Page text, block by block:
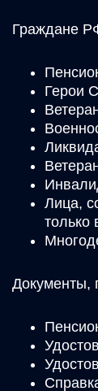
Граждане
Герои
Лица,
только
Документы,